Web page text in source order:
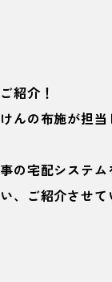
紹介！
んの布施が担当
の宅配システム
、ご紹介させて